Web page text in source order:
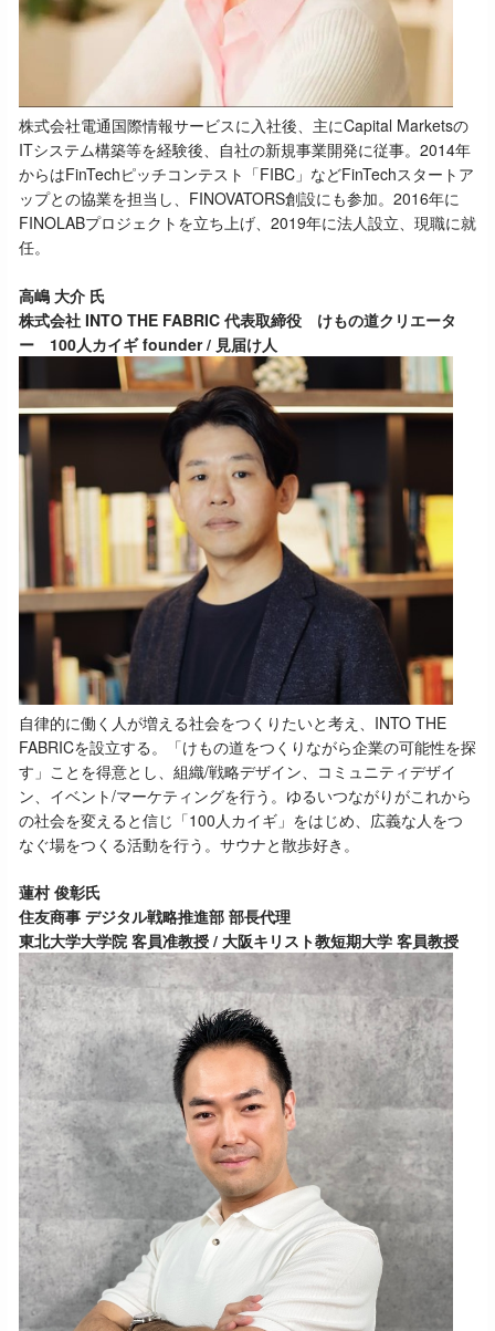
株式会社電通国際情報サービスに入社後、主にCapital Marketsの
ITシステム構築等を経験後、自社の新規事業開発に従事。2014年
からはFinTechピッチコンテスト「FIBC」などFinTechスタートア
ップとの協業を担当し、FINOVATORS創設にも参加。2016年に
FINOLABプロジェクトを立ち上げ、2019年に法人設立、現職に就
任。
高嶋 大介 氏
株式会社 INTO THE FABRIC 代表取締役 けもの道クリエータ
ー 100人カイギ founder / 見届け人
自律的に働く人が増える社会をつくりたいと考え、INTO THE
FABRICを設立する。「けもの道をつくりながら企業の可能性を探
す」ことを得意とし、組織/戦略デザイン、コミュニティデザイ
ン、イベント/マーケティングを行う。ゆるいつながりがこれから
の社会を変えると信じ「100人カイギ」をはじめ、広義な人をつ
なぐ場をつくる活動を行う。サウナと散歩好き。
蓮村 俊彰氏
住友商事 デジタル戦略推進部 部長代理
東北大学大学院 客員准教授 / 大阪キリスト教短期大学 客員教授